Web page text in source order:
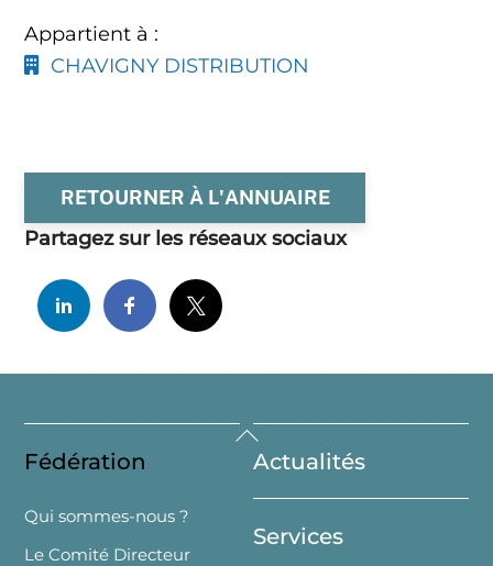
Appartient à :
CHAVIGNY DISTRIBUTION
RETOURNER À L'ANNUAIRE
Partagez sur les réseaux sociaux
Back
To
Top
Fédération
Qui sommes-nous ?
Le Comité Directeur
Actualités
Services